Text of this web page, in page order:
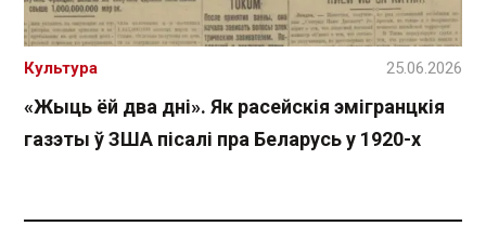
«Жыць ёй два дні». Як расейскія эмігранцкія
газэты ў ЗША пісалі пра Беларусь у 1920-х
Культура 25.06.2026